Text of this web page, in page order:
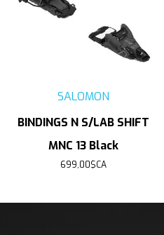
SALOMON
BINDINGS N S/LAB SHIFT
MNC 13 Black
699,00$CA